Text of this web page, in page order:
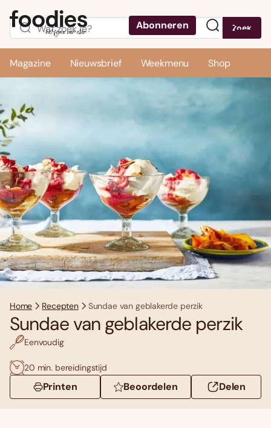
Abonneren Zoek
Magazine Nieuwsbrief Weekmenu Shop
Home Recepten Sundae van geblakerde perzik
Sundae van geblakerde perzik
Eenvoudig
20 min. bereidingstijd
Printen Beoordelen Delen